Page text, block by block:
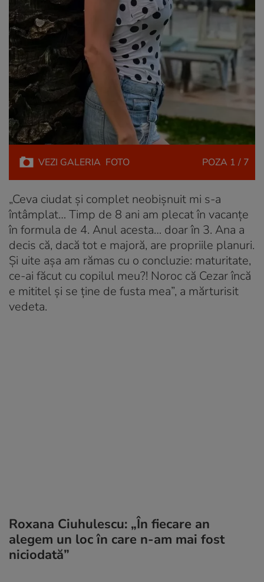
VEZI GALERIA FOTO POZA 1 / 7
„Ceva ciudat și complet neobișnuit mi s-a
întâmplat… Timp de 8 ani am plecat în vacanțe
în formula de 4. Anul acesta… doar în 3. Ana a
decis că, dacă tot e majoră, are propriile planuri.
Și uite așa am rămas cu o concluzie: maturitate,
ce-ai făcut cu copilul meu?! Noroc că Cezar încă
e mititel și se ține de fusta mea”, a mărturisit
vedeta.
Roxana Ciuhulescu: „În fiecare an
alegem un loc în care n-am mai fost
niciodată”